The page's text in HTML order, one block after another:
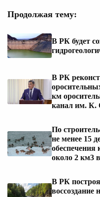
Продолжая тему:
В РК будет
В РК
км
канал им. К.
По
не менее 15
обеспечения
около 2 км3
В РК
воссоздание